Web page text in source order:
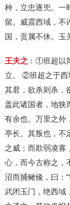
种，立忠逐兜。一
留。威震西域，不
国，贡属不休。玉
王夫之 ：①班超以
立。 ②班超之于西
其君，欲杀则杀，
盖此诸国者，地狭
有余也。万里之外
亭长。其叛也，不
之威；而欺弱凌寡
心，而今古称之，
沼而捕鳅鯈，曰：
武闭玉门，绝西域